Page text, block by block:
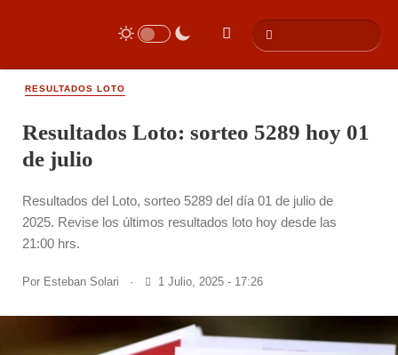
RESULTADOS LOTO
Resultados Loto: sorteo 5289 hoy 01
de julio
Resultados del Loto, sorteo 5289 del día 01 de julio de
2025. Revise los últimos resultados loto hoy desde las
21:00 hrs.
Por Esteban Solari · 1 Julio, 2025 - 17:26